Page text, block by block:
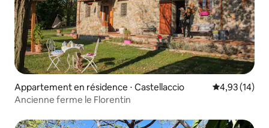
Appartement en résidence ⋅ Castellaccio Évaluation
4,93 (14)
Ancienne ferme le Florentin